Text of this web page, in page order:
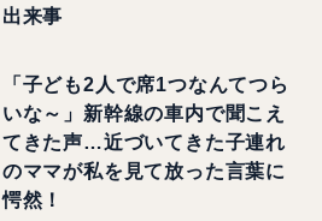
出来事
「子ども2人で席1つなんてつら
いな～」新幹線の車内で聞こえ
てきた声…近づいてきた子連れ
のママが私を見て放った言葉に
愕然！